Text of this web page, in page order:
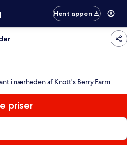
Hent appen
i nærheden af Knott's Berry Farm
priser